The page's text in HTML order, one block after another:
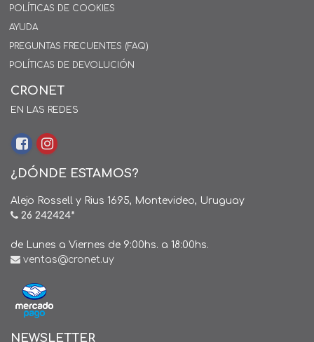
POLÍTICAS DE COOKIES
AYUDA
PREGUNTAS FRECUENTES (FAQ)
POLÍTICAS DE DEVOLUCIÓN
CRONET
EN LAS REDES
¿DÓNDE ESTAMOS?
Alejo Rossell y Rius 1695, Montevideo, Uruguay
26 242424*
de Lunes a Viernes de 9:00hs. a 18:00hs.
ventas@cronet.uy
NEWSLETTER